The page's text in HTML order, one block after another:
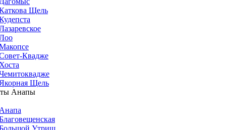
Щель
Квадже
Щель
Анапы
Утриш